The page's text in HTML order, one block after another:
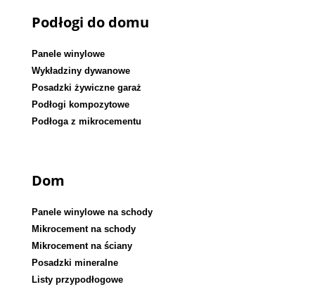
Podłogi do domu
Panele winylowe
Wykładziny dywanowe
Posadzki żywiczne garaż
Podłogi kompozytowe
Podłoga z mikrocementu
Dom
Panele winylowe na schody
Mikrocement na schody
Mikrocement na ściany
Posadzki mineralne
Listy przypodłogowe